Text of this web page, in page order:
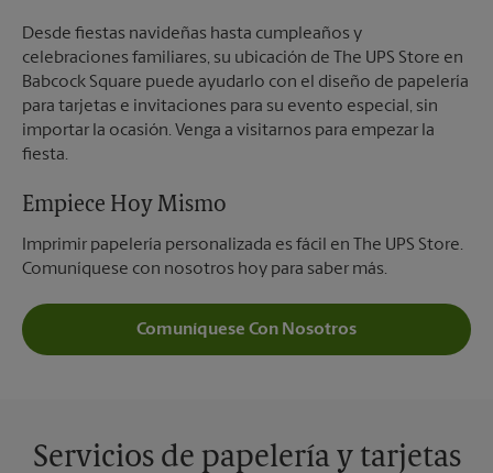
Desde fiestas navideñas hasta cumpleaños y
celebraciones familiares, su ubicación de The UPS Store en
Babcock Square puede ayudarlo con el diseño de papelería
para tarjetas e invitaciones para su evento especial, sin
importar la ocasión. Venga a visitarnos para empezar la
fiesta.
Empiece Hoy Mismo
Imprimir papelería personalizada es fácil en The UPS Store.
Comuníquese con nosotros hoy para saber más.
Comuníquese Con Nosotros
Servicios de papelería y tarjetas